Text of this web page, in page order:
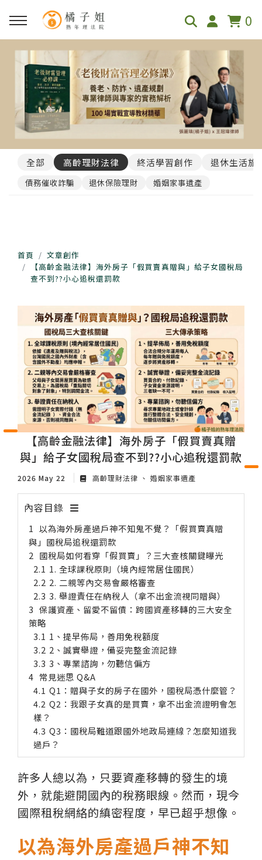
0
全部 高齡理財法律 終活學習創作 退休生活旅
債務催收詐騙 退休保險理財 婚姻家事遺產
首頁
文章創作
【高齡金融法律】海外房子「假買賣真贈與」給子女國稅局
查不到??小心追稅還罰款
【高齡金融法律】海外房子「假買賣真贈
與」給子女國稅局查不到??小心追稅還罰款
2026 May 22 高齡理財法律 婚姻家事遺產
內容目錄
以為海外房產過戶神不知鬼不覺？「假買賣真贈
與」國稅局追稅還罰款
國稅局如何看穿「假買賣」？三大查核關鍵曝光
1. 全球課稅原則（境內經常居住國民）
2. 二親等內交易會嚴格審查
3. 舉證責任在納稅人（拿不出金流視同贈與）
保護資產、留愛不留債：跨國資產移轉的三大安全
策略
1、提早佈局，善用免稅額度
2、誠實舉證，備妥完整金流記錄
3、專業諮詢，勿聽信偏方
常見迷思 Q&A
Q1：贈與子女的房子在國外，國稅局憑什麼管？
Q2：我跟子女真的是買賣，拿不出金流證明會怎
樣？
Q3：國稅局難道跟國外地政局連線？怎麼知道我
過戶？
許多人總以為，只要資產移轉的發生的境
外，就能避開國內的稅務眼線。然而，現今
國際租稅網絡的縝密程度，早已超乎想像。
以為海外房產過戶神不知